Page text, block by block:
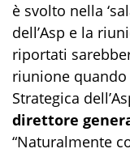
è svolto nella
dell’Asp e la
riportati
riunione
Strategica
direttore
“Naturalmente